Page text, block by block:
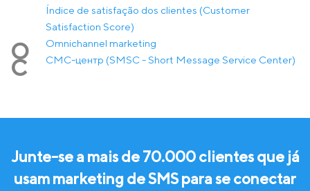
Índice de satisfação dos clientes (Customer
Satisfaction Score)
О Оmnichannel marketing
С СМС-центр (SMSC - Short Message Service Center)
Junte-se a mais de 70.000 clientes que já
usam marketing de SMS para se conectar